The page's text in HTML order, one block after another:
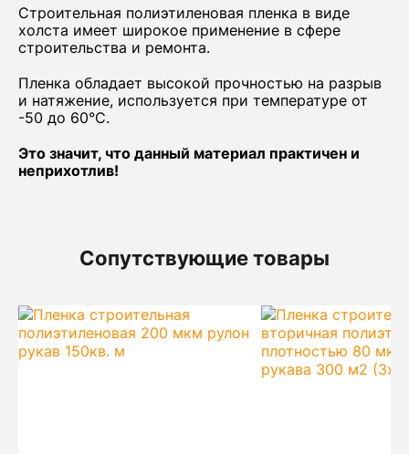
Строительная полиэтиленовая пленка в виде
холста имеет широкое применение в сфере
строительства и ремонта.
Пленка обладает высокой прочностью на разрыв
и натяжение, используется при температуре от
-50 до 60°С.
Это значит, что данный материал практичен и
неприхотлив!
Сопутствующие товары